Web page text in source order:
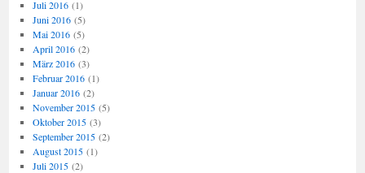
Juli 2016(1)
Juni 2016(5)
Mai 2016(5)
April 2016(2)
März 2016(3)
Februar 2016(1)
Januar 2016(2)
November 2015(5)
Oktober 2015(3)
September 2015(2)
August 2015(1)
Juli 2015(2)